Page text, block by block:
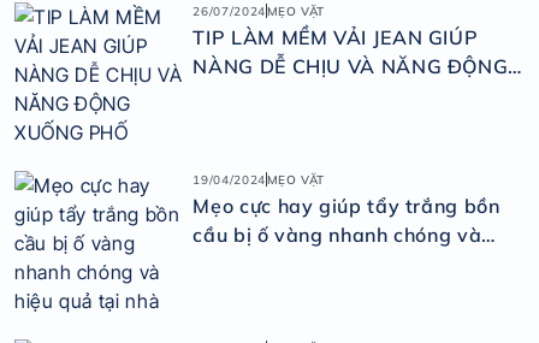
26/07/2024MẸO VẶT
TIP LÀM MỀM VẢI JEAN GIÚP
NÀNG DỄ CHỊU VÀ NĂNG ĐỘNG
19/04/2024MẸO VẶT
Mẹo cực hay giúp tẩy trắng bồn
cầu bị ố vàng nhanh chóng và